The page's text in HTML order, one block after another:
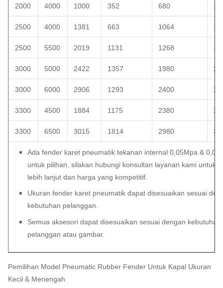
2000 4000 1000 352 680
2500 4000 1381 663 1064
2500 5500 2019 1131 1268
3000 5000 2422 1357 1980
3000 6000 2906 1293 2400
3300 4500 1884 1175 2380
3300 6500 3015 1814 2980
Ada fender karet pneumatik tekanan internal 0,05Mpa &
untuk pilihan, silakan hubungi konsultan layanan kami untuk
lebih lanjut dan harga yang kompetitif.
Ukuran fender karet pneumatik dapat disesuaikan sesuai
kebutuhan pelanggan.
Semua aksesori dapat disesuaikan sesuai dengan kebutuhan
pelanggan atau gambar.
Pemilihan Model Pneumatic Rubber Fender Untuk Kapal Ukuran
Kecil & Menengah